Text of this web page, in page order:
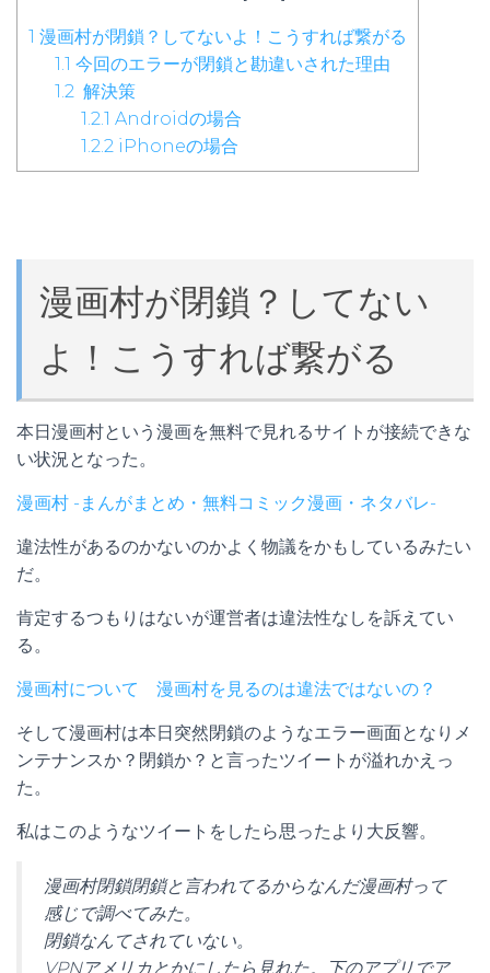
1 漫画村が閉鎖？してないよ！こうすれば繋がる
1.1 今回のエラーが閉鎖と勘違いされた理由
1.2 解決策
1.2.1 Androidの場合
1.2.2 iPhoneの場合
漫画村が閉鎖？してない
よ！こうすれば繋がる
本日漫画村という漫画を無料で見れるサイトが接続できな
い状況となった。
漫画村 -まんがまとめ・無料コミック漫画・ネタバレ-
違法性があるのかないのかよく物議をかもしているみたい
だ。
肯定するつもりはないが運営者は違法性なしを訴えてい
る。
漫画村について 漫画村を見るのは違法ではないの？
そして漫画村は本日突然閉鎖のようなエラー画面となりメ
ンテナンスか？閉鎖か？と言ったツイートが溢れかえっ
た。
私はこのようなツイートをしたら思ったより大反響。
漫画村閉鎖閉鎖と言われてるからなんだ漫画村って
感じで調べてみた。
閉鎖なんてされていない。
VPNアメリカとかにしたら見れた。下のアプリでア